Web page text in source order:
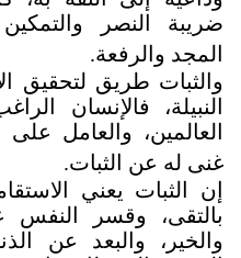
ضريبة النصر
المجد والرفعة.
والثبات طريق لتحقيق
النبيلة، فالإنسان
العالمين، والعامل على
غنى له عن الثبات.
إن الثبات يعني
بالتقى، وقسر
والخير، والبعد عن